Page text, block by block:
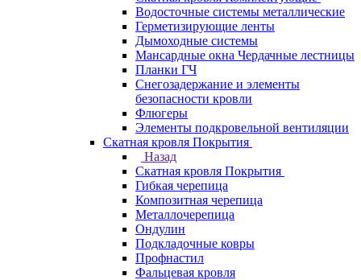
Водосточные системы металлические
Герметизирующие ленты
Дымоходные системы
Мансардные окна Чердачные лестницы
Планки ГЧ
Снегозадержание и элементы
безопасности кровли
Флюгеры
Элементы подкровельной вентиляции
Скатная кровля Покрытия
Назад
Скатная кровля Покрытия
Гибкая черепица
Композитная черепица
Металлочерепица
Ондулин
Подкладочные ковры
Профнастил
Фальцевая кровля